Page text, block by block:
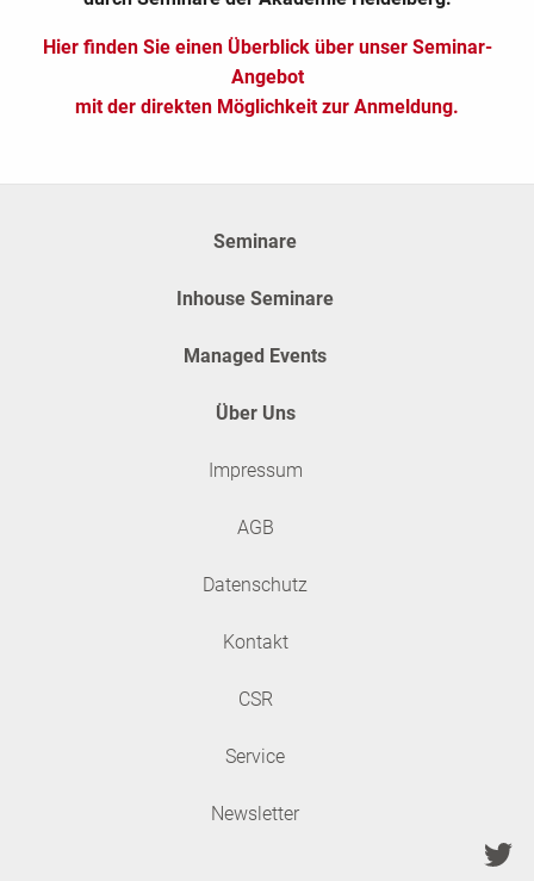
Hier finden Sie einen Überblick über unser Seminar-
Angebot
mit der direkten Möglichkeit zur Anmeldung.
Seminare
Inhouse Seminare
Managed Events
Über Uns
Impressum
AGB
Datenschutz
Kontakt
CSR
Service
Newsletter